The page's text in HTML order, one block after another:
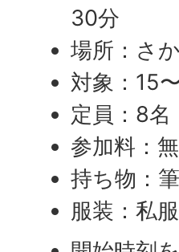
30分
場所：さ
対象：15
定員：8名
参加料：
持ち物：
服装：私